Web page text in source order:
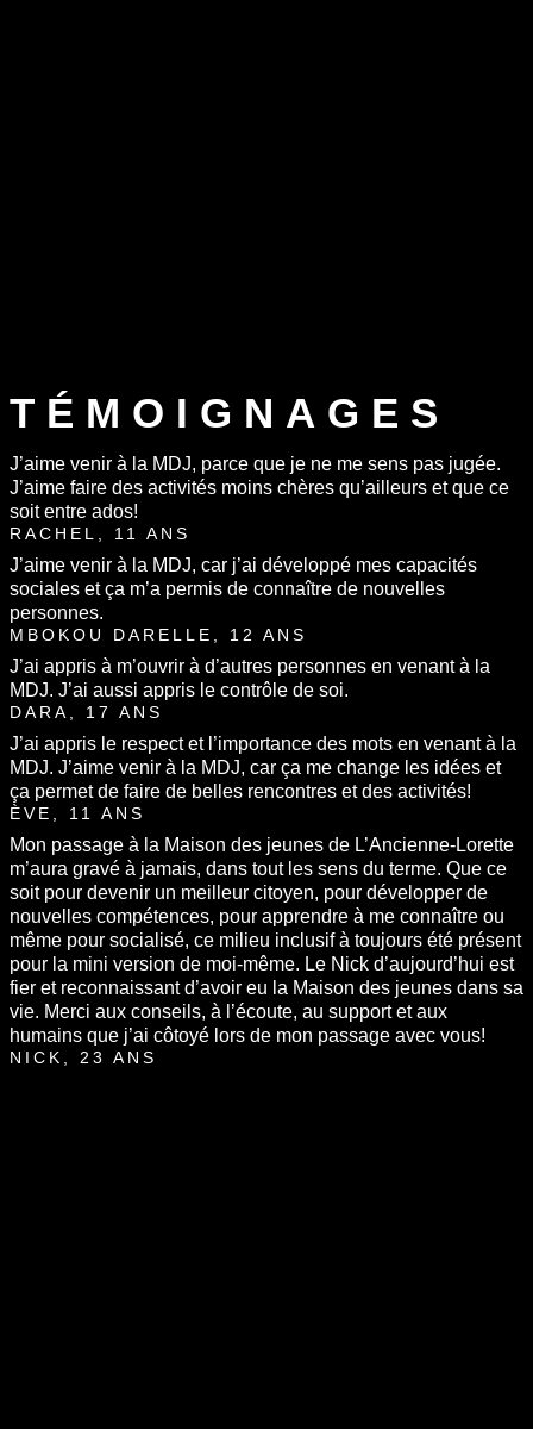
TÉMOIGNAGES
J’aime venir à la MDJ, parce que je ne me sens pas jugée.
J’aime faire des activités moins chères qu’ailleurs et que ce
soit entre ados!
RACHEL, 11 ANS
J’aime venir à la MDJ, car j’ai développé mes capacités
sociales et ça m’a permis de connaître de nouvelles
personnes.
MBOKOU DARELLE, 12 ANS
J’ai appris à m’ouvrir à d’autres personnes en venant à la
MDJ. J’ai aussi appris le contrôle de soi.
DARA, 17 ANS
J’ai appris le respect et l’importance des mots en venant à la
MDJ. J’aime venir à la MDJ, car ça me change les idées et
ça permet de faire de belles rencontres et des activités!
ÈVE, 11 ANS
Mon passage à la Maison des jeunes de L’Ancienne-Lorette
m’aura gravé à jamais, dans tout les sens du terme. Que ce
soit pour devenir un meilleur citoyen, pour développer de
nouvelles compétences, pour apprendre à me connaître ou
même pour socialisé, ce milieu inclusif à toujours été présent
pour la mini version de moi-même. Le Nick d’aujourd’hui est
fier et reconnaissant d’avoir eu la Maison des jeunes dans sa
vie. Merci aux conseils, à l’écoute, au support et aux
humains que j’ai côtoyé lors de mon passage avec vous!
NICK, 23 ANS